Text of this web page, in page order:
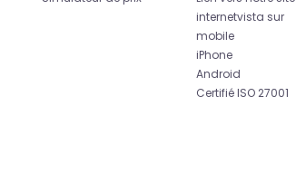
internetvista sur
mobile
iPhone
Android
Certifié ISO 27001